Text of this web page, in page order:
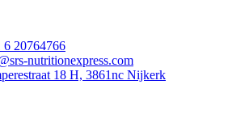
6 20764766
nutritionexpress.com
18 H, 3861nc Nijkerk